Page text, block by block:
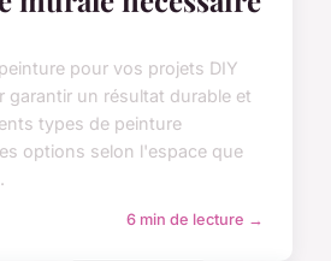
pour vos projets DIY
garantir un résultat durable et
types de peinture
options selon l'espace que
6 min de lecture →